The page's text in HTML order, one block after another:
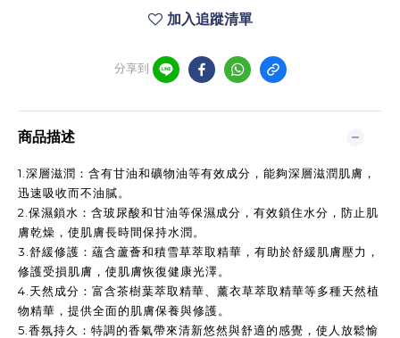
加入追蹤清單
分享到
商品描述
1. 深層滋潤：含有甘油和礦物油等有效成分，能夠深層滋潤肌膚，
迅速吸收而不油膩。
2. 保濕鎖水：含玻尿酸和甘油等保濕成分，有效鎖住水分，防止肌
膚乾燥，使肌膚長時間保持水潤。
3. 舒緩修護：蘊含蘆薈和積雪草萃取精華，有助於舒緩肌膚壓力，
修護受損肌膚，使肌膚恢復健康光澤。
4. 天然成分：富含茶樹葉萃取精華、薰衣草萃取精華等多種天然植
物精華，提供全面的肌膚保養與修護。
5. 香氛持久：特調的香氣帶來清新悠然與舒適的感覺，使人放鬆愉